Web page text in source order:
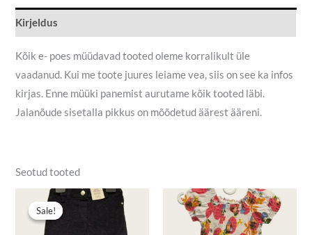
Kirjeldus
Kõik e- poes müüdavad tooted oleme korralikult üle
vaadanud. Kui me toote juures leiame vea, siis on see ka infos
kirjas. Enne müüki panemist aurutame kõik tooted läbi.
Jalanõude sisetalla pikkus on mõõdetud äärest ääreni.
Seotud tooted
Sale!
Sale!
Algne
hind
oli:
5,90 €.
Praegune